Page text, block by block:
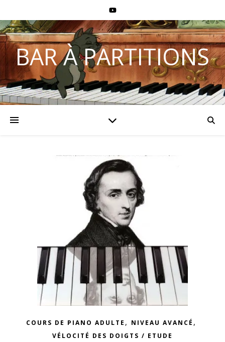
BAR À PARTITIONS
COURS DE PIANO ADULTE , NIVEAU AVANCÉ ,
VÉLOCITÉ DES DOIGTS / ETUDE